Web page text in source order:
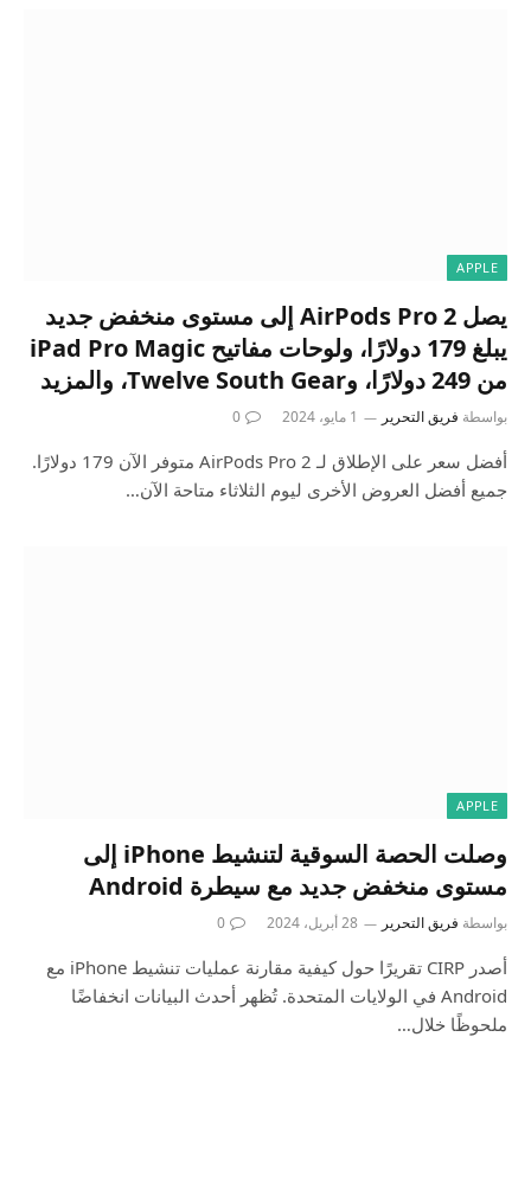
APPLE
يصل AirPods Pro 2 إلى مستوى منخفض جديد
يبلغ 179 دولارًا، ولوحات مفاتيح iPad Pro Magic
من 249 دولارًا، وTwelve South Gear، والمزيد
بواسطة فريق التحرير 1 مايو، 2024 0
أفضل سعر على الإطلاق لـ AirPods Pro 2 متوفر الآن 179 دولارًا.
جميع أفضل العروض الأخرى ليوم الثلاثاء متاحة الآن…
APPLE
وصلت الحصة السوقية لتنشيط iPhone إلى
مستوى منخفض جديد مع سيطرة Android
بواسطة فريق التحرير 28 أبريل، 2024 0
أصدر CIRP تقريرًا حول كيفية مقارنة عمليات تنشيط iPhone مع
Android في الولايات المتحدة. تُظهر أحدث البيانات انخفاضًا
ملحوظًا خلال…